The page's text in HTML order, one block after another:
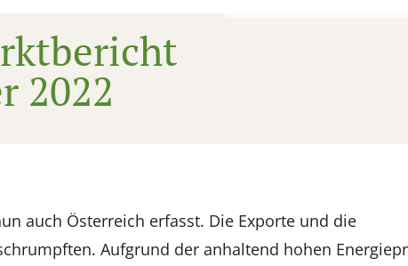
2022
auch Österreich erfasst. Die Exporte und die
Aufgrund der anhaltend hohen